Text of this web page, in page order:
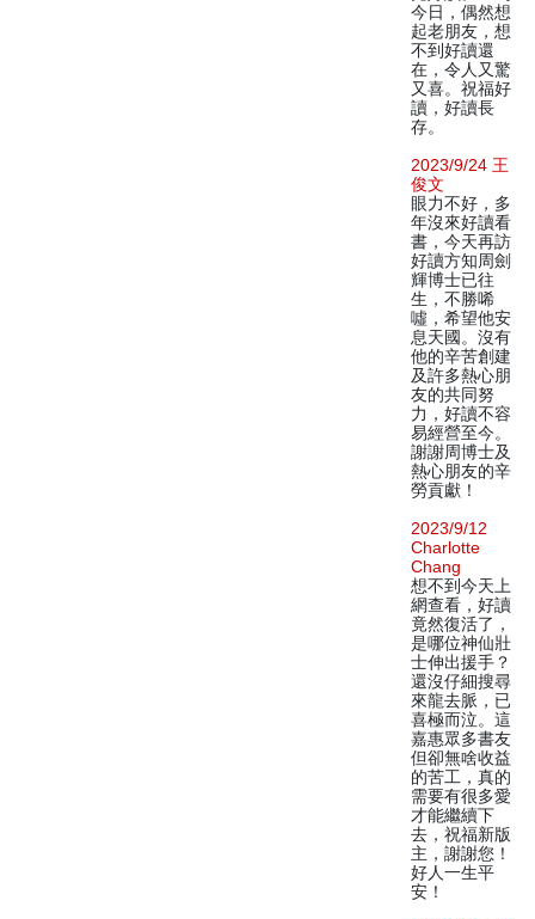
今日，偶然想
起老朋友，想
不到好讀還
在，令人又驚
又喜。祝福好
讀，好讀長
存。
2023/9/24 王
俊文
眼力不好，多
年沒來好讀看
書，今天再訪
好讀方知周劍
輝博士已往
生，不勝唏
噓，希望他安
息天國。沒有
他的辛苦創建
及許多熱心朋
友的共同努
力，好讀不容
易經營至今。
謝謝周博士及
熱心朋友的辛
勞貢獻！
2023/9/12
Charlotte
Chang
想不到今天上
網查看，好讀
竟然復活了，
是哪位神仙壯
士伸出援手？
還沒仔細搜尋
來龍去脈，已
喜極而泣。這
嘉惠眾多書友
但卻無啥收益
的苦工，真的
需要有很多愛
才能繼續下
去，祝福新版
主，謝謝您！
好人一生平
安！